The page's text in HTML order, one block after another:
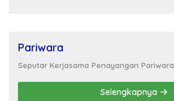
Pariwara
Seputar Kerjasama Penayangan Pariwara
Selengkapnya